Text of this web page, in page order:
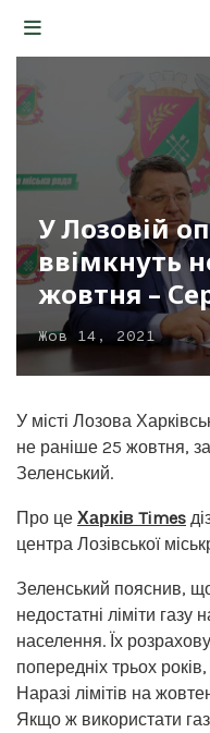
У Лозовій
ввімкнуть
жовтня –
Жов 14, 2021
У місті Лозова
не раніше 25 жовтня,
Зеленський.
Про це Харків Times
центра Лозівської
Зеленський пояснив,
недостатні ліміти
населення. Їх
попередніх трьох
Наразі лімітів на
Якщо ж використати